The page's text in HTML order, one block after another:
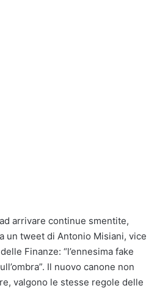
arrivare continue smentite,
un tweet di Antonio Misiani, vice
Finanze: “l’ennesima fake
Il nuovo canone non
valgono le stesse regole delle